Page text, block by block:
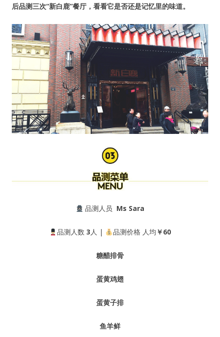
后品测三次“新白鹿”餐厅，看看它是否还是记忆里的味道。
品测人员 Ms Sara
品测人数 3人 | 品测价格 人均 ￥60
糖醋排骨
蛋黄鸡翅
蛋黄子排
鱼羊鲜